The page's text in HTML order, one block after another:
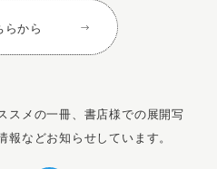
らから
スメの一冊、書店様での展開写
報などお知らせしています。